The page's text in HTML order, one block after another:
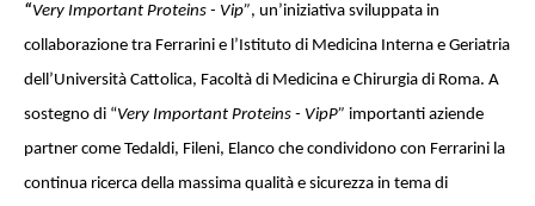
“Very Important Proteins - Vip”, un’iniziativa sviluppata in
collaborazione tra Ferrarini e l’Istituto di Medicina Interna e Geriatria
dell’Università Cattolica, Facoltà di Medicina e Chirurgia di Roma. A
sostegno di “Very Important Proteins - VipP” importanti aziende
partner come Tedaldi, Fileni, Elanco che condividono con Ferrarini la
continua ricerca della massima qualità e sicurezza in tema di